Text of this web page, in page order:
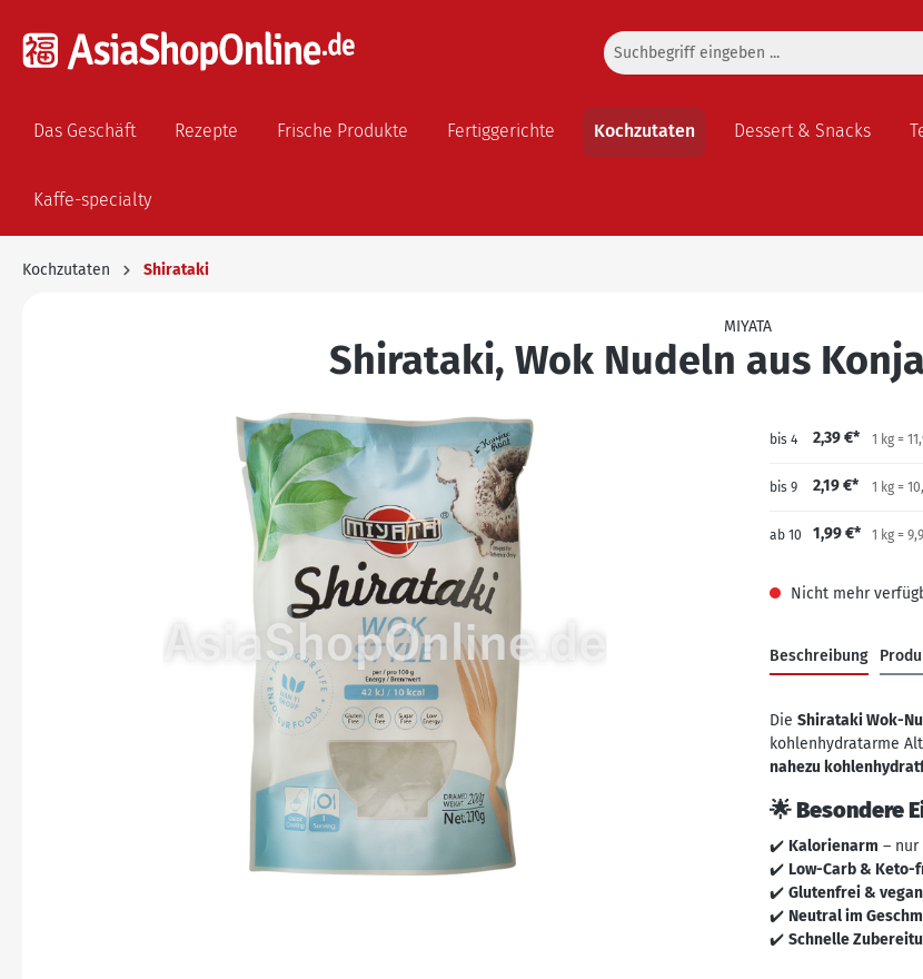
Das Geschäft Rezepte Frische Produkte Fertiggerichte Kochzutaten Dessert & Snacks
Kaffe-specialty
Kochzutaten Shirataki
MIYATA
Shirataki, Wok Nudeln aus
bis 4 2,39 €* 1 kg =
bis 9 2,19 €* 1 kg =
ab 10 1,99 €* 1 kg =
Nicht mehr
Beschreibung
Die Shirataki Wok-
kohlenhydratarme
nahezu
🌟 Besondere
✔️ Kalorienarm – nur
✔️ Low-Carb & Keto-
✔️ Glutenfrei & vegan
✔️ Neutral im
✔️ Schnelle